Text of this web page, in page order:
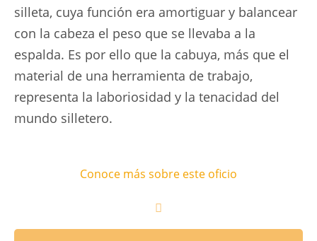
silleta, cuya función era amortiguar y balancear
con la cabeza el peso que se llevaba a la
espalda. Es por ello que la cabuya, más que el
material de una herramienta de trabajo,
representa la laboriosidad y la tenacidad del
mundo silletero.
Conoce más sobre este oficio